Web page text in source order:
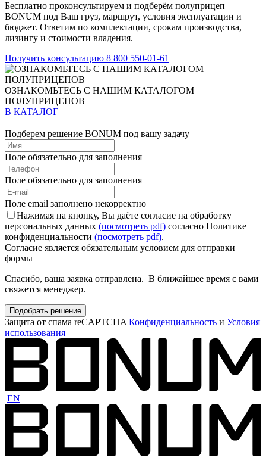
Бесплатно проконсультируем и подберём полуприцеп
BONUM под Ваш груз, маршрут, условия эксплуатации и
бюджет. Ответим по комплектации, срокам производства,
лизингу и стоимости владения.
Получить консультацию 8 800 550-01-61
ОЗНАКОМЬТЕСЬ С НАШИМ КАТАЛОГОМ
ПОЛУПРИЦЕПОВ
В КАТАЛОГ
Подберем решение BONUM под вашу задачу
Поле обязательно для заполнения
Поле обязательно для заполнения
Поле email заполнено некорректно
Нажимая на кнопку, Вы даёте согласие на обработку
персональных данных (посмотреть pdf) согласно Политике
конфиденциальности (посмотреть pdf).
Согласие является обязательным условием для отправки
формы
Спасибо, ваша заявка отправлена. В ближайшее время с вами
свяжется менеджер.
Подобрать решение
Защита от спама reCAPTCHA Конфиденциальность и Условия
использования
EN